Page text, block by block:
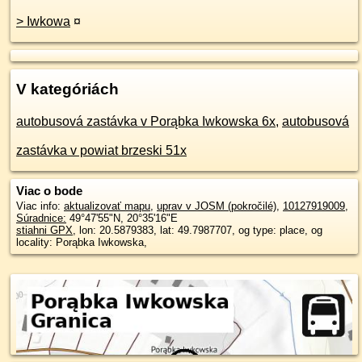
> Iwkowa ¤
V kategóriách
autobusová zastávka v Porąbka Iwkowska 6x, autobusová
zastávka v powiat brzeski 51x
Viac o bode
Viac info: aktualizovať mapu, uprav v JOSM (pokročilé), 10127919009,
Súradnice: 49°47'55"N, 20°35'16"E
stiahni GPX, lon: 20.5879383, lat: 49.7987707, og type: place, og
locality: Porąbka Iwkowska,